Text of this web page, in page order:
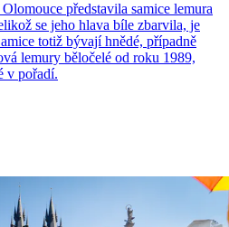
představila samice lemura
se jeho hlava bíle zbarvila, je
totiž bývají hnědé, případně
lemury běločelé od roku 1989,
v pořadí.